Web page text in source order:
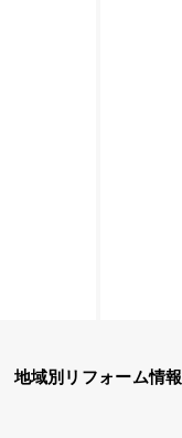
地域別リフォーム情報